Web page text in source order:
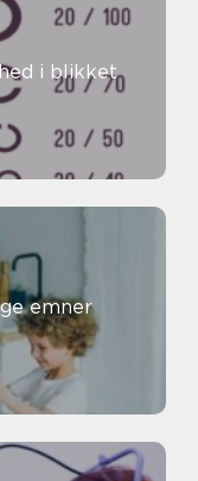
i blikket
emner